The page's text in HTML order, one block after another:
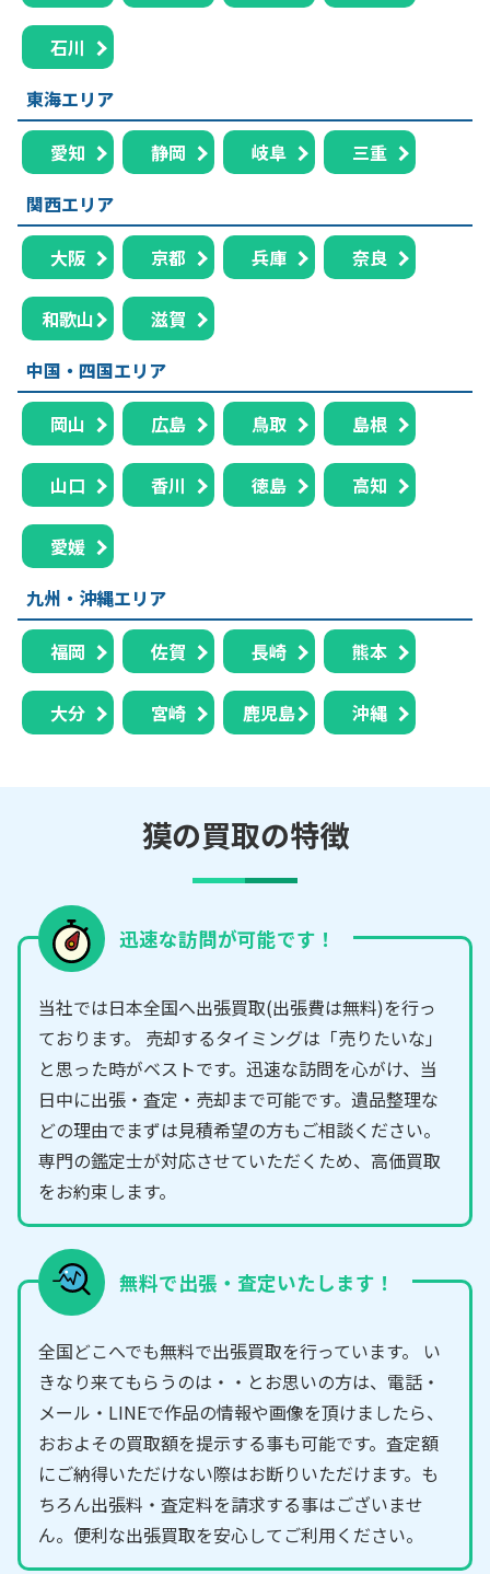
石川
東海エリア
愛知 静岡 岐阜
三重
関西エリア
大阪 京都 兵庫 奈良
和歌山
滋賀
中国・四国エリア
岡山 広島 鳥取 島根
山口 香川 徳島 高知
愛媛
九州・沖縄エリア
福岡 佐賀 長崎 熊本
大分 宮崎 鹿児島 沖縄
獏の買取の特徴
迅速な訪問が可能です！
当社では日本全国へ出張買取(出張費は無料)を行っ
ております。 売却するタイミングは「売りたいな」
と思った時がベストです。迅速な訪問を心がけ、当
日中に出張・査定・売却まで可能です。遺品整理な
どの理由でまずは見積希望の方もご相談ください。
専門の鑑定士が対応させていただくため、高価買取
をお約束します。
無料で出張・査定いたします！
全国どこへでも無料で出張買取を行っています。 い
きなり来てもらうのは・・とお思いの方は、電話・
メール・LINEで作品の情報や画像を頂けましたら、
おおよその買取額を提示する事も可能です。査定額
にご納得いただけない際はお断りいただけます。も
ちろん出張料・査定料を請求する事はございませ
ん。便利な出張買取を安心してご利用ください。